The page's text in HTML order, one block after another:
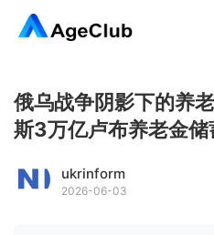
俄乌战争阴影下的养
斯3万亿卢布养老金储
ukrinform
2026-06-03